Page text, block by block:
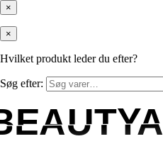
×
×
Hvilket produkt leder du efter?
Søg efter: